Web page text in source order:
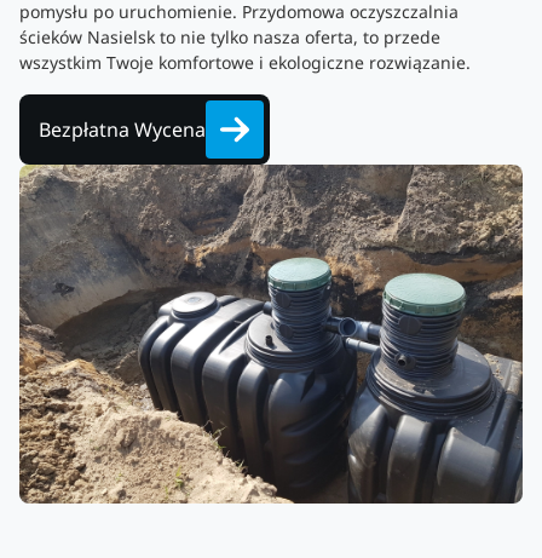
pomysłu po uruchomienie. Przydomowa oczyszczalnia
ścieków Nasielsk to nie tylko nasza oferta, to przede
wszystkim Twoje komfortowe i ekologiczne rozwiązanie.
Bezpłatna Wycena